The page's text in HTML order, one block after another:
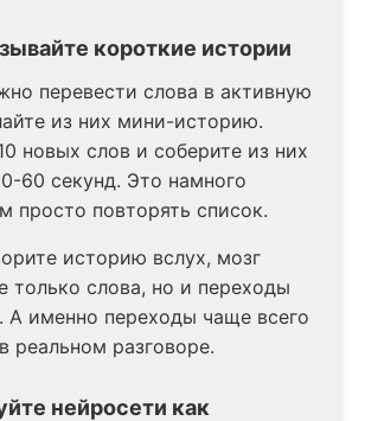
короткие истории
перевести слова в активную
из них мини-историю.
новых слов и соберите из них
60 секунд. Это намного
просто повторять список.
историю вслух, мозг
только слова, но и переходы
именно переходы чаще всего
реальном разговоре.
нейросети как